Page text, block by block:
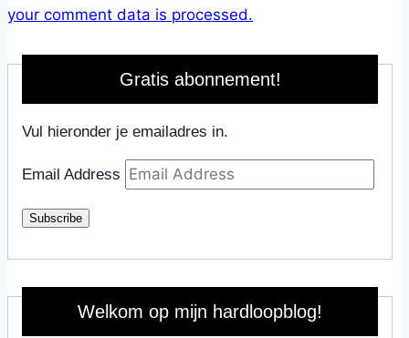
your comment data is processed.
Gratis abonnement!
Vul hieronder je emailadres in.
Email Address
Subscribe
Welkom op mijn hardloopblog!